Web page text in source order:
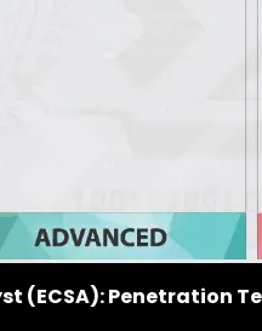
(ECSA): Penetration